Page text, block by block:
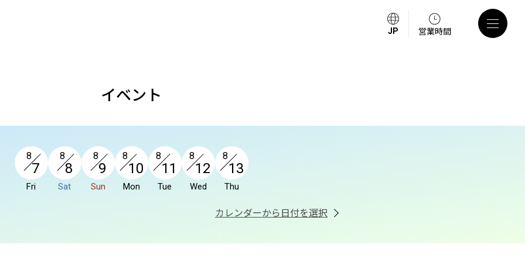
営業時間
イベント
8
7
Fri
8
8
Sat
8
9
Sun
8
10
Mon
8
11
Tue
8
12
Wed
8
13
Thu
カレンダーから日付を選択